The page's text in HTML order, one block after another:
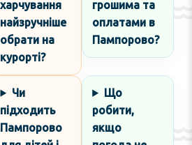
харчування
найзручніше
обрати на
курорті?
грошима та
оплатами в
Пампорово?
Чи
підходить
Пампорово
Що
робити,
якщо